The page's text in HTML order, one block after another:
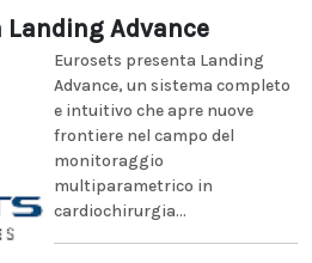
Landing Advance
Eurosets presenta Landing
Advance, un sistema completo
e intuitivo che apre nuove
frontiere nel campo del
monitoraggio
multiparametrico in
cardiochirurgia...